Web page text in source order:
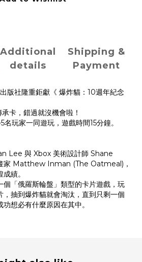
Additional
details
Shipping &
Payment
版社隆重鉅獻《 爆炸貓：10週年紀念
卡，錯過就沒機會啦！
玩家一同遊玩，遊戲時間15分鐘。
Lee 與 Xbox 美術設計師 Shane
家 Matthew Inman (The Oatmeal)，
績。
個「俄羅斯輪盤」類型的卡片遊戲，玩
，抽到爆炸貓就會淘汰，直到只剩一個
想必有什麼原因在其中。